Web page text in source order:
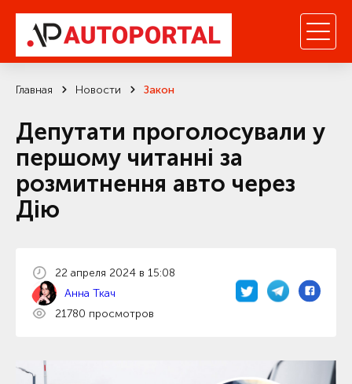
Главная Новости Закон
Депутати проголосували у
першому читанні за
розмитнення авто через
Дію
22 апреля 2024 в 15:08
Анна Ткач
21780 просмотров